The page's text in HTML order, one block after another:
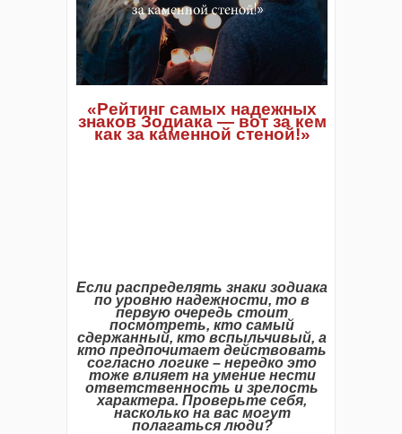
«Рейтинг самых надежных
знаков Зодиака — вот за кем
как за каменной стеной!»
Если распределять знаки зодиака
по уровню надежности, то в
первую очередь стоит
посмотреть, кто самый
сдержанный, кто вспыльчивый, а
кто предпочитает действовать
согласно логике – нередко это
тоже влияет на умение нести
ответственность и зрелость
характера. Проверьте себя,
насколько на вас могут
полагаться люди?